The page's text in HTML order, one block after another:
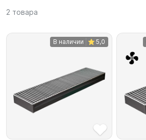
2 товара
В наличии 5,0